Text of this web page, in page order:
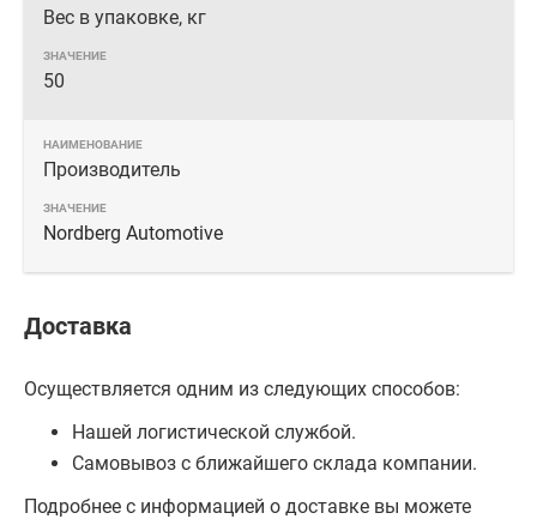
Вес в упаковке, кг
50
Производитель
Nordberg Automotive
Доставка
Осуществляется одним из следующих способов:
Нашей логистической службой.
Самовывоз с ближайшего склада компании.
Подробнее с информацией о доставке вы можете